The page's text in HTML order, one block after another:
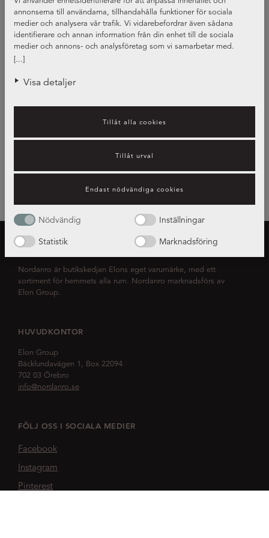
[...]
annonserna till användarna, tillhandahålla funktioner för sociala
medier och analysera vår trafik. Vi vidarebefordrar även sådana
identifierare och annan information från din enhet till de sociala
medier och annons- och analysföretag som vi samarbetar med.
Dessa kan i sin tur kombinera informationen med annan information
använt deras tjänster.
Visa detaljer
Tillåt alla cookies
Tillåt urval
Endast nödvändiga cookies
Nödvändig
Inställningar
Statistik
Marknadsföring
OM NORDANRO
Nordanro är butikskedjan Elons eget varumärke, med ett
sortiment för hemmets alla rum. Nordanro marknadsförs av
Elon Group.
HUVUDKONTOR
Elon Group
Bäcklundavägen 1, Box 22094
702 03 Örebro
info@nordanro.se
FÖLJ OSS I SOCIALA MEDIER
Facebook
Instagram
Pinterest